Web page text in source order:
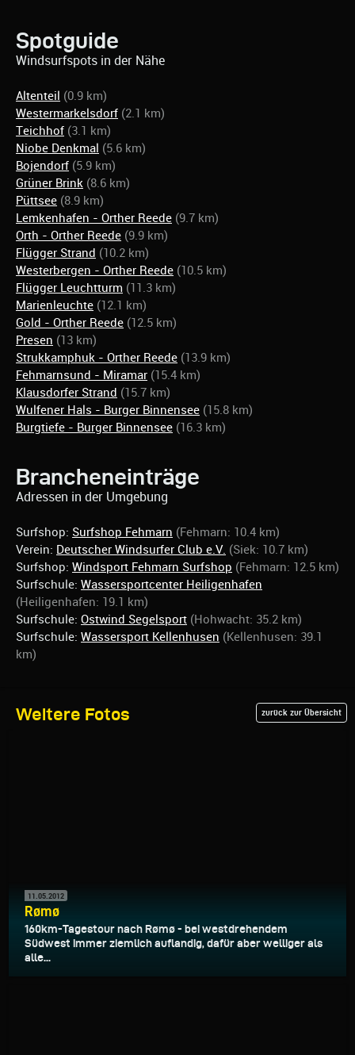
Spotguide
Windsurfspots in der Nähe
Altenteil (0.9 km)
Westermarkelsdorf (2.1 km)
Teichhof (3.1 km)
Niobe Denkmal (5.6 km)
Bojendorf (5.9 km)
Grüner Brink (8.6 km)
Püttsee (8.9 km)
Lemkenhafen - Orther Reede (9.7 km)
Orth - Orther Reede (9.9 km)
Flügger Strand (10.2 km)
Westerbergen - Orther Reede (10.5 km)
Flügger Leuchtturm (11.3 km)
Marienleuchte (12.1 km)
Gold - Orther Reede (12.5 km)
Presen (13 km)
Strukkamphuk - Orther Reede (13.9 km)
Fehmarnsund - Miramar (15.4 km)
Klausdorfer Strand (15.7 km)
Wulfener Hals - Burger Binnensee (15.8 km)
Burgtiefe - Burger Binnensee (16.3 km)
Brancheneinträge
Adressen in der Umgebung
Surfshop: Surfshop Fehmarn (Fehmarn: 10.4 km)
Verein: Deutscher Windsurfer Club e.V. (Siek: 10.7 km)
Surfshop: Windsport Fehmarn Surfshop (Fehmarn: 12.5 km)
Surfschule: Wassersportcenter Heiligenhafen
(Heiligenhafen: 19.1 km)
Surfschule: Ostwind Segelsport (Hohwacht: 35.2 km)
Surfschule: Wassersport Kellenhusen (Kellenhusen: 39.1
km)
Weitere Fotos zurück zur Übersicht
11.05.2012
Rømø
160km-Tagestour nach Rømø - bei westdrehendem
Südwest immer ziemlich auflandig, dafür aber welliger als
alle...